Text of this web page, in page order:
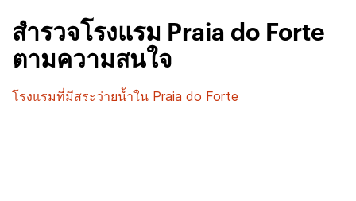
สำรวจโรงแรม Praia do Forte
ตามความสนใจ
โรงแรมที่มีสระว่ายน้ำใน Praia do Forte